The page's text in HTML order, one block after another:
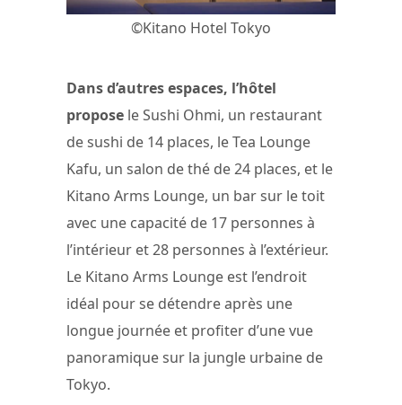
©Kitano Hotel Tokyo
Dans d’autres espaces, l’hôtel
propose le Sushi Ohmi, un restaurant
de sushi de 14 places, le Tea Lounge
Kafu, un salon de thé de 24 places, et le
Kitano Arms Lounge, un bar sur le toit
avec une capacité de 17 personnes à
l’intérieur et 28 personnes à l’extérieur.
Le Kitano Arms Lounge est l’endroit
idéal pour se détendre après une
longue journée et profiter d’une vue
panoramique sur la jungle urbaine de
Tokyo.